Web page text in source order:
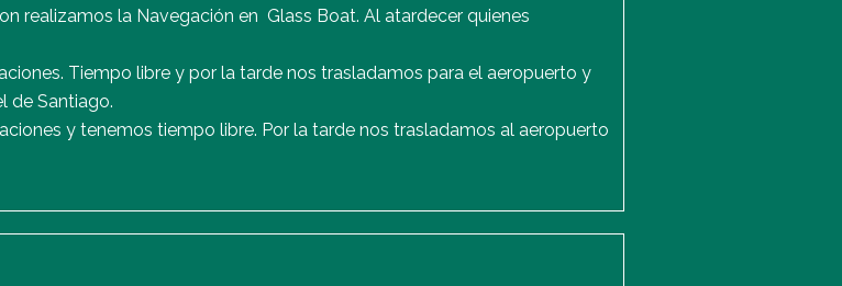
realizamos la Navegación en Glass Boat. Al atardecer quienes
Tiempo libre y por la tarde nos trasladamos para el aeropuerto y
de Santiago.
y tenemos tiempo libre. Por la tarde nos trasladamos al aeropuerto